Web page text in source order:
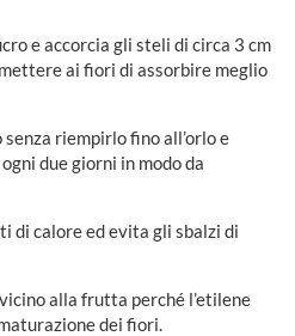
e accorcia gli steli di circa 3 cm
ai fiori di assorbire meglio
riempirlo fino all’orlo e
due giorni in modo da
di calore ed evita gli sbalzi di
alla frutta perché l’etilene
dei fiori.